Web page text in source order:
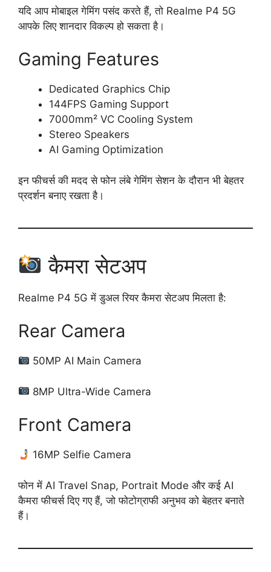
यदि आप मोबाइल गेमिंग पसंद करते हैं, तो Realme P4 5G
आपके लिए शानदार विकल्प हो सकता है।
Gaming Features
Dedicated Graphics Chip
144FPS Gaming Support
7000mm² VC Cooling System
Stereo Speakers
AI Gaming Optimization
इन फीचर्स की मदद से फोन लंबे गेमिंग सेशन के दौरान भी बेहतर
प्रदर्शन बनाए रखता है।
कैमरा सेटअप
Realme P4 5G में डुअल रियर कैमरा सेटअप मिलता है:
Rear Camera
50MP AI Main Camera
8MP Ultra-Wide Camera
Front Camera
16MP Selfie Camera
फोन में AI Travel Snap, Portrait Mode और कई AI
कैमरा फीचर्स दिए गए हैं, जो फोटोग्राफी अनुभव को बेहतर बनाते
हैं।